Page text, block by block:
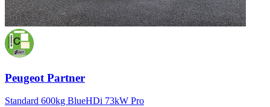
Peugeot Partner
Standard 600kg BlueHDi 73kW Pro